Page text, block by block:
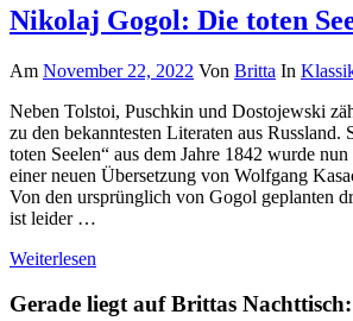
Nikolaj Gogol: Die toten
Am November 22, 2022 Von Britta In
Neben Tolstoi, Puschkin und Dostojewski
zu den bekanntesten Literaten aus
toten Seelen“ aus dem Jahre 1842 wurde
einer neuen Übersetzung von Wolfgang
Von den ursprünglich von Gogol geplanten
ist leider …
Weiterlesen
Gerade liegt auf Brittas Nachttisch: